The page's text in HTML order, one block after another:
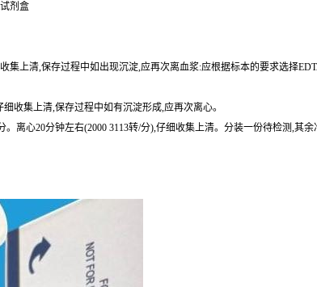
剂盒
集上清,保存过程中如出现沉淀,应再次离血浆:应根据标本的要求选择
收集上清,保存过程中如有沉淀形成,应再次离心。
离心20分钟左右(2000 3113转/分),仔细收集上清。分装一份待检测,